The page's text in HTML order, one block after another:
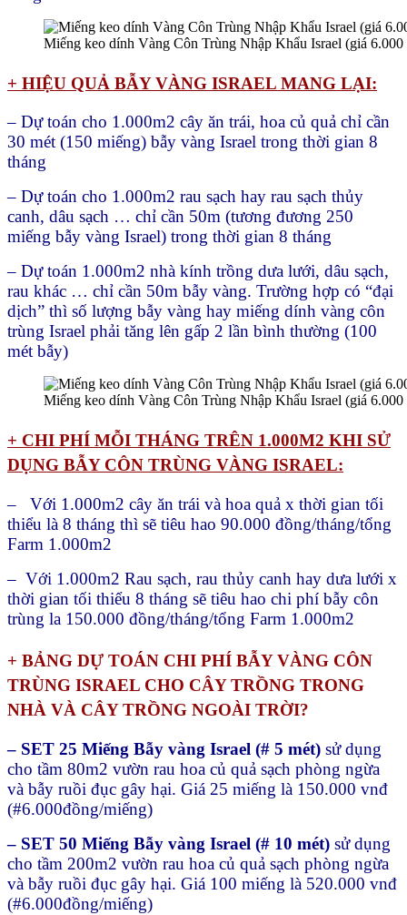
Miếng keo dính Vàng Côn Trùng Nhập Khẩu Israel (giá 6.000
+ HIỆU QUẢ BẪY VÀNG ISRAEL MANG LẠI:
– Dự toán cho 1.000m2 cây ăn trái, hoa củ quả chỉ cần
30 mét (150 miếng) bẫy vàng Israel trong thời gian 8
tháng
– Dự toán cho 1.000m2 rau sạch hay rau sạch thủy
canh, dâu sạch … chỉ cần 50m (tương đương 250
miếng bẫy vàng Israel) trong thời gian 8 tháng
– Dự toán 1.000m2 nhà kính trồng dưa lưới, dâu sạch,
rau khác … chỉ cần 50m bẫy vàng. Trường hợp có “đại
dịch” thì số lượng bẫy vàng hay miếng dính vàng côn
trùng Israel phải tăng lên gấp 2 lần bình thường (100
mét bẫy)
Miếng keo dính Vàng Côn Trùng Nhập Khẩu Israel (giá 6.000
+ CHI PHÍ MỖI THÁNG TRÊN 1.000M2 KHI SỬ
DỤNG BẪY CÔN TRÙNG VÀNG ISRAEL:
– Với 1.000m2 cây ăn trái và hoa quả x thời gian tối
thiểu là 8 tháng thì sẽ tiêu hao 90.000 đồng/tháng/tổng
Farm 1.000m2
– Với 1.000m2 Rau sạch, rau thủy canh hay dưa lưới x
thời gian tối thiểu 8 tháng sẽ tiêu hao chi phí bẫy côn
trùng la 150.000 đồng/tháng/tổng Farm 1.000m2
+ BẢNG DỰ TOÁN CHI PHÍ BẪY VÀNG CÔN
TRÙNG ISRAEL CHO CÂY TRỒNG TRONG
NHÀ VÀ CÂY TRỒNG NGOÀI TRỜI?
– SET 25 Miếng Bẫy vàng Israel (# 5 mét) sử dụng
cho tầm 80m2 vườn rau hoa củ quả sạch phòng ngừa
và bẫy ruồi đục gây hại. Giá 25 miếng là 150.000 vnđ
(#6.000đồng/miếng)
– SET 50 Miếng Bẫy vàng Israel (# 10 mét) sử dụng
cho tầm 200m2 vườn rau hoa củ quả sạch phòng ngừa
và bẫy ruồi đục gây hại. Giá 100 miếng là 520.000 vnđ
(#6.000đồng/miếng)